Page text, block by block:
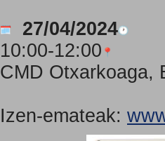
27/04/2024
10:00-12:00
CMD Otxarkoaga,
Izen-emateak: